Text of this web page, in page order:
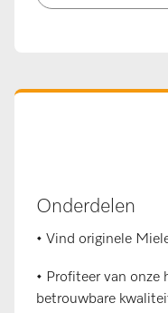
Onderdelen
• Vind originele
• Profiteer van
betrouwbare